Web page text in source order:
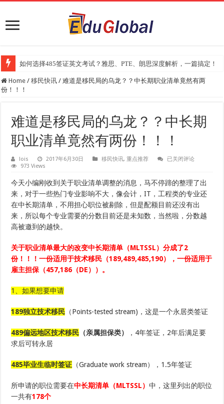
2025年《澳洲金融评论报》大学排名出炉：一份关乎本地就业与声誉的
Home / 移民快讯 / 难道是移民局的乌龙？？中长期职业清单竟然有两
份！！！
难道是移民局的乌龙？？中长期
职业清单竟然有两份！！！
lois 2017年6月30日 移民快讯,重点推荐
难
移
民
局
的
龙？？
职
份！！！
已关闭评论
973 Views
今天小编刚收到关于职业清单调整的消息，马不停蹄的整理了出
来，对于一些热门专业影响不大，像会计，IT，工程类的专业还
在中长期清单，不用担心职位被剔除，但是配额目前还没有出
来，所以每个专业需要的分数目前还是未知数，当然啦，分数越
高被邀到的越快。
关于职业清单最大的改变中长期清单（MLTSSL）分成了2
份！！！一份适用于技术移民（189,489,485,190），一份适用于
雇主担保（457,186（DE））。
1、如果想要申请
189独立技术移民 （Points-tested stream)，这是一个永居类签证
489偏远地区技术移民 （亲属担保类）
，4年签证，2年后满足要
求后可转永居
485毕业生临时签证 （Graduate work stream），1.5年签证
所申请的职位需要在中长期清单（MLTSSL）中，这里列出的职位
一共有178个